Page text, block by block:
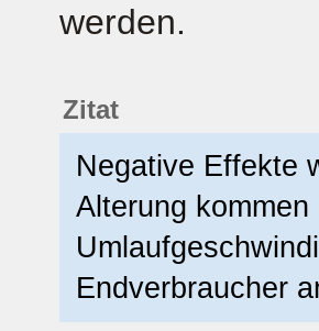
werden.
Zitat
Negative Effekte
Alterung
Endverbraucher